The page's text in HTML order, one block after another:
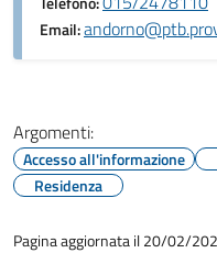
Email:
Argomenti:
Accesso all'informazione
Residenza
Pagina aggiornata il 20/02/